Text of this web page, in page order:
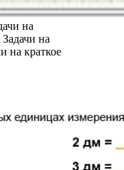
на
на
на краткое